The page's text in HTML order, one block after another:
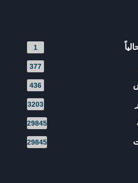
1
377
436
3203
29845
29845